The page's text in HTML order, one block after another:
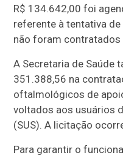
R$ 134.642,00 foi
referente à tentativa
não foram contratados
A Secretaria de Saúde
351.388,56 na
oftalmológicos de
voltados aos usuários
(SUS). A licitação
Para garantir o